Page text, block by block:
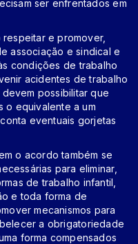
ser enfrentados em
e promover,
associação e sindical e
condições de trabalho
acidentes de trabalho
possibilitar que
o equivalente a um
eventuais gorjetas
o acordo também se
para eliminar,
de trabalho infantil,
e toda forma de
mecanismos para
a obrigatoriedade
forma compensados